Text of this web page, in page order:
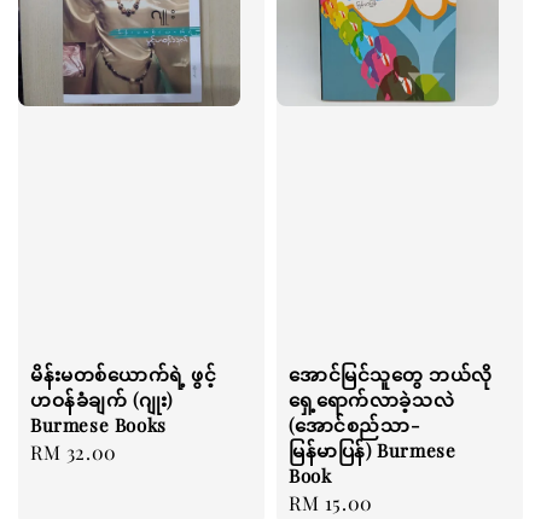
မိန်းမတစ်ယောက်ရဲ့ ဖွင့်
ဟဝန်ခံချက် (ဂျုး)
Burmese Books
Regular
RM 32.00
အောင်မြင်သူတွေ ဘယ်လို
ရှေ့ရောက်လာခဲ့သလဲ
(အောင်စည်သာ-
မြန်မာပြန်) Burmese
Book
Regular
RM 15.00